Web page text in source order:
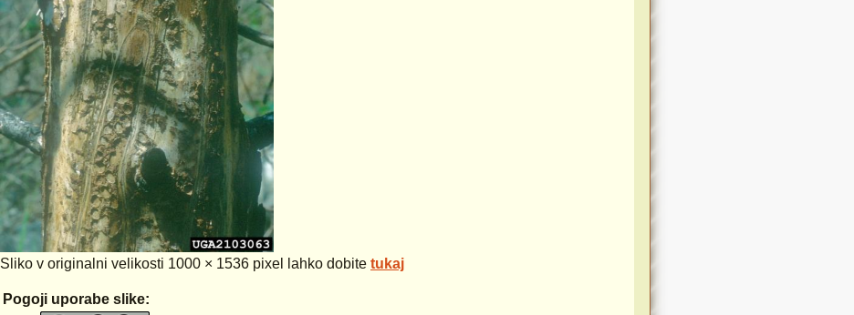
Sliko v originalni velikosti 1000 × 1536 pixel lahko dobite tukaj
Pogoji uporabe slike: